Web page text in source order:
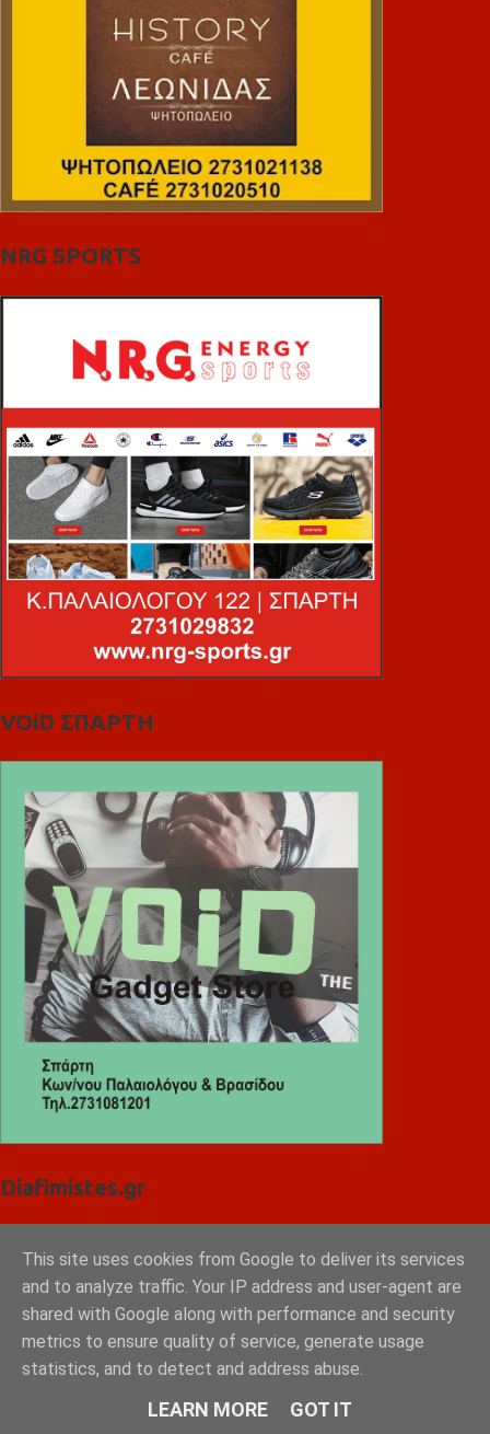
NRG SPORTS
VOiD ΣΠΑΡΤΗ
Diafimistes.gr
This site uses cookies from Google to deliver its services
and to analyze traffic. Your IP address and user-agent are
shared with Google along with performance and security
metrics to ensure quality of service, generate usage
statistics, and to detect and address abuse.
LEARN MORE GOT IT